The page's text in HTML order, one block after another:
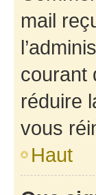
mail
courant
réduire
vous
Haut